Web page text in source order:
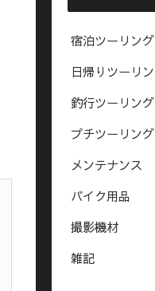
宿泊ツーリング
日帰りツーリ
釣行ツーリング
プチツーリング
メンテナンス
バイク用品
撮影機材
雑記